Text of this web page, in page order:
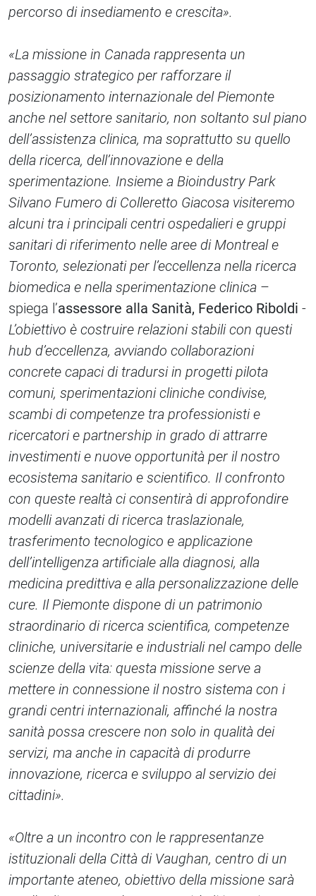
percorso di insediamento e crescita».
«La missione in Canada rappresenta un
passaggio strategico per rafforzare il
posizionamento internazionale del Piemonte
anche nel settore sanitario, non soltanto sul piano
dell’assistenza clinica, ma soprattutto su quello
della ricerca, dell’innovazione e della
sperimentazione. Insieme a Bioindustry Park
Silvano Fumero di Colleretto Giacosa visiteremo
alcuni tra i principali centri ospedalieri e gruppi
sanitari di riferimento nelle aree di Montreal e
Toronto, selezionati per l’eccellenza nella ricerca
biomedica e nella sperimentazione clinica –
spiega l’assessore alla Sanità, Federico Riboldi -
L’obiettivo è costruire relazioni stabili con questi
hub d’eccellenza, avviando collaborazioni
concrete capaci di tradursi in progetti pilota
comuni, sperimentazioni cliniche condivise,
scambi di competenze tra professionisti e
ricercatori e partnership in grado di attrarre
investimenti e nuove opportunità per il nostro
ecosistema sanitario e scientifico. Il confronto
con queste realtà ci consentirà di approfondire
modelli avanzati di ricerca traslazionale,
trasferimento tecnologico e applicazione
dell’intelligenza artificiale alla diagnosi, alla
medicina predittiva e alla personalizzazione delle
cure. Il Piemonte dispone di un patrimonio
straordinario di ricerca scientifica, competenze
cliniche, universitarie e industriali nel campo delle
scienze della vita: questa missione serve a
mettere in connessione il nostro sistema con i
grandi centri internazionali, affinché la nostra
sanità possa crescere non solo in qualità dei
servizi, ma anche in capacità di produrre
innovazione, ricerca e sviluppo al servizio dei
cittadini».
«Oltre a un incontro con le rappresentanze
istituzionali della Città di Vaughan, centro di un
importante ateneo, obiettivo della missione sarà